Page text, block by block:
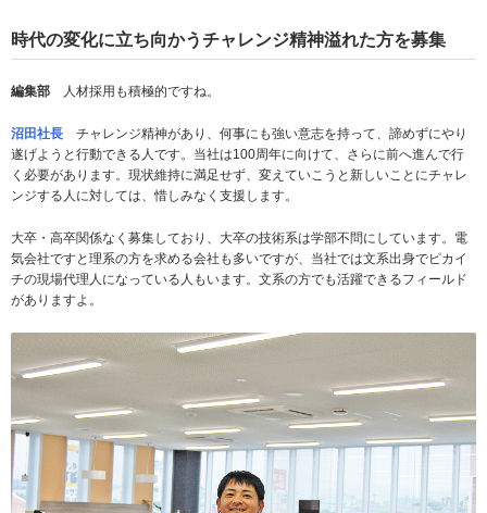
時代の変化に立ち向かうチャレンジ精神溢れた方を募集
編集部 人材採用も積極的ですね。
沼田社長 チャレンジ精神があり、何事にも強い意志を持って、諦めずにやり
遂げようと行動できる人です。当社は100周年に向けて、さらに前へ進んで行
く必要があります。現状維持に満足せず、変えていこうと新しいことにチャレ
ンジする人に対しては、惜しみなく支援します。
大卒・高卒関係なく募集しており、大卒の技術系は学部不問にしています。電
気会社ですと理系の方を求める会社も多いですが、当社では文系出身でピカイ
チの現場代理人になっている人もいます。文系の方でも活躍できるフィールド
がありますよ。